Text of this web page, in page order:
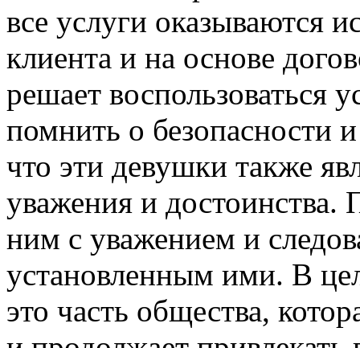
все услуги оказываются
клиента и на основе
решает воспользоваться
помнить о безопасности
что эти девушки также
уважения и достоинства.
ним с уважением и
установленным ими. В
это часть общества,